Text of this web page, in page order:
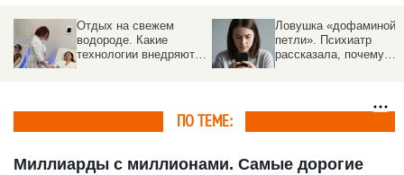
Отдых на свежем
водороде. Какие
технологии внедряют в
Ловушка «дофаминой
петли». Психиатр
рассказала, почему
ПО ТЕМЕ:
Миллиарды с миллионами. Самые дорогие